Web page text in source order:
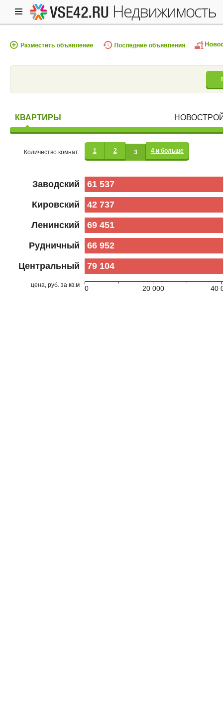
недвижимость
КВАРТИРЫ
Количество комнат: 1 2 3 4 и больше
Заводский 61 537
Кировский 42 737
Ленинский 69 451
Рудничный 66 952
Центральный 79 104
цена, руб. за кв.м 0 20 000 40